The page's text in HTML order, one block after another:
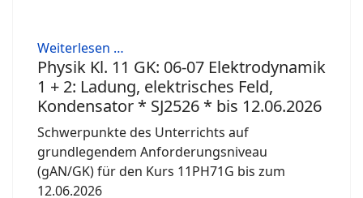
Weiterlesen …
Physik Kl. 11 GK: 06-07 Elektrodynamik
1 + 2: Ladung, elektrisches Feld,
Kondensator * SJ2526 * bis 12.06.2026
Schwerpunkte des Unterrichts auf
grundlegendem Anforderungsniveau
(gAN/GK) für den Kurs 11PH71G bis zum
12.06.2026